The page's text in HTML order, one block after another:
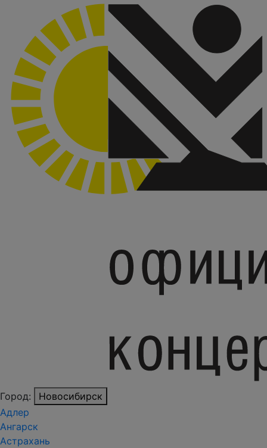
Город:
Новосибирск
Адлер
Ангарск
Астрахань